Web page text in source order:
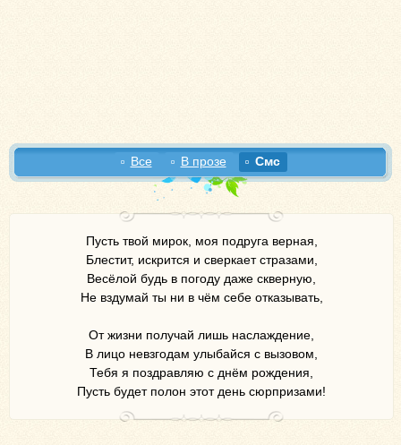
Все В прозе Смс
Пусть твой мирок, моя подруга верная,
Блестит, искрится и сверкает стразами,
Весёлой будь в погоду даже скверную,
Не вздумай ты ни в чём себе отказывать,
От жизни получай лишь наслаждение,
В лицо невзгодам улыбайся с вызовом,
Тебя я поздравляю с днём рождения,
Пусть будет полон этот день сюрпризами!